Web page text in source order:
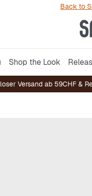
Back to
Shop the Look
Versand ab 59CHF &